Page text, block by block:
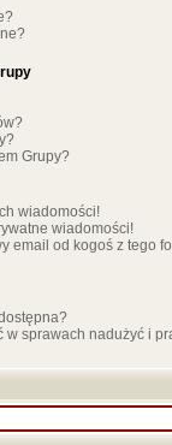
Grupy?
wiadomości!
wiadomości!
email od kogoś z tego
w sprawach nadużyć i